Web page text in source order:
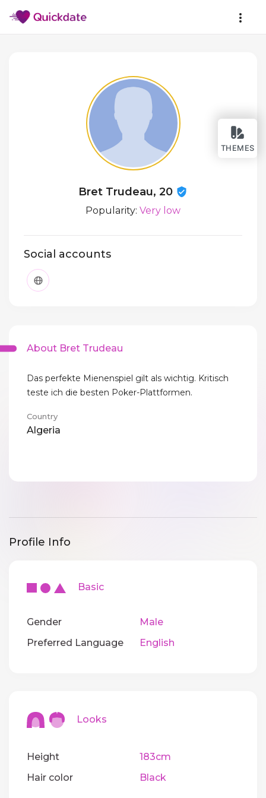
THEMES
Bret Trudeau, 20
Popularity: Very low
Social accounts
About Bret Trudeau
Das perfekte Mienenspiel gilt als wichtig. Kritisch
teste ich die besten Poker-Plattformen.
Country
Algeria
Profile Info
Basic
Gender
Male
Preferred Language
English
Looks
Height
183cm
Hair color
Black